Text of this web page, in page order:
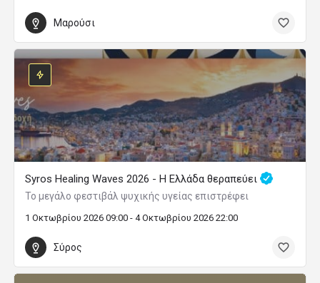
Μαρούσι
Syros Healing Waves 2026 - Η Ελλάδα θεραπεύει
Το μεγάλο φεστιβάλ ψυχικής υγείας επιστρέφει
1 Οκτωβρίου 2026 09:00 - 4 Οκτωβρίου 2026 22:00
Σύρος